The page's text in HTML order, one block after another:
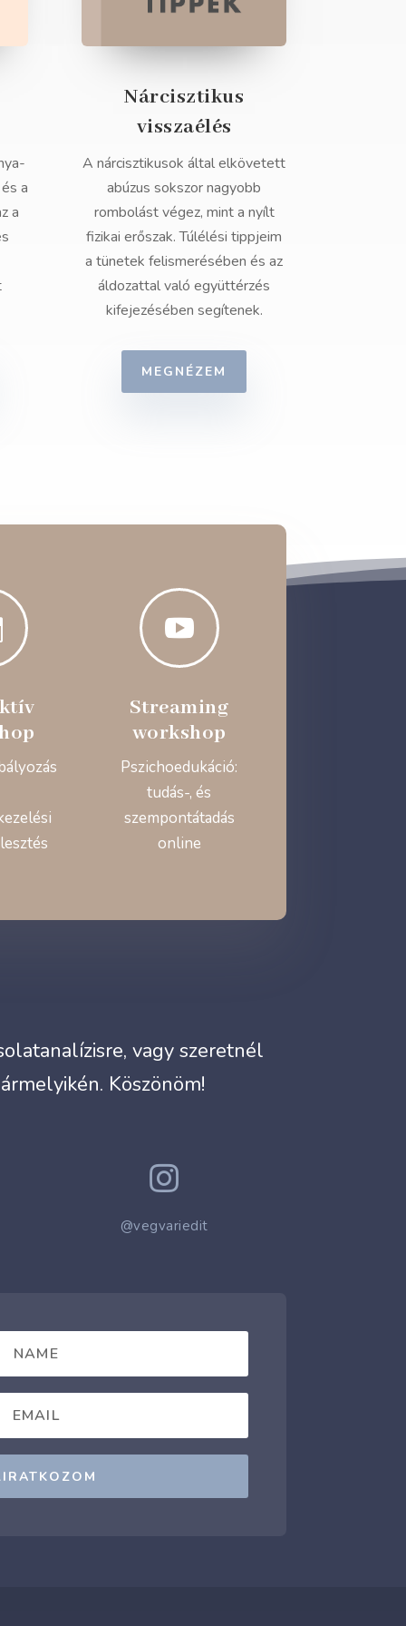
a
a
Nárcisztikus
visszaélés
A nárcisztikusok által elkövetett
abúzus sokszor nagyobb
rombolást végez, mint a nyílt
fizikai erőszak. Túlélési tippjeim
a tünetek felismerésében és az
áldozattal való együttérzés
kifejezésében segítenek.
MEGNÉZEM

Streaming
workshop
Pszichoedukáció:
tudás-, és
szempontátadás
online
vagy szeretnél
Köszönöm!

@vegvariedit